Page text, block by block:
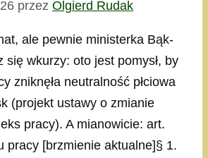
przez Olgierd Rudak
ale pewnie ministerka Bąk-
się wkurzy: oto jest pomysł, by
zniknęła neutralność płciowa
(projekt ustawy o zmianie
pracy). A mianowicie: art.
pracy [brzmienie aktualne]§ 1.